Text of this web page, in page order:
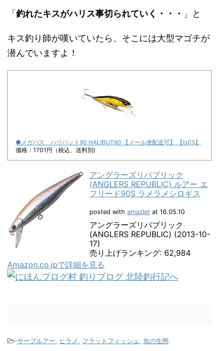
「 釣れたキスがハリス事切られていく・・・ 」と
キス釣り師が嘆いていたら、そこには大型マゴチが
潜んでいますよ！
●メガバス ハリバット90 HALIBUT90 【メール便配送可】 【ts05】
価格：1701円（税込、送料別)
アングラーズリパブリック
(ANGLERS REPUBLIC) ルアー エ
フリード90S ラメラメシロギス
posted with amazlet at 16.05.10
アングラーズリパブリック
(ANGLERS REPUBLIC) (2013-10-
17)
売り上げランキング: 62,984
Amazon.co.jpで詳細を見る
-サーフルアー, ヒラメ, フラットフィッシュ, 魚の生態